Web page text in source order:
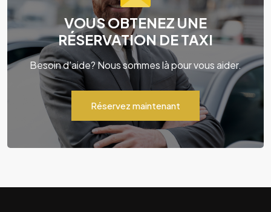
VOUS OBTENEZ UNE
RÉSERVATION DE TAXI
Besoin d'aide? Nous sommes là pour vous aider.
Réservez maintenant